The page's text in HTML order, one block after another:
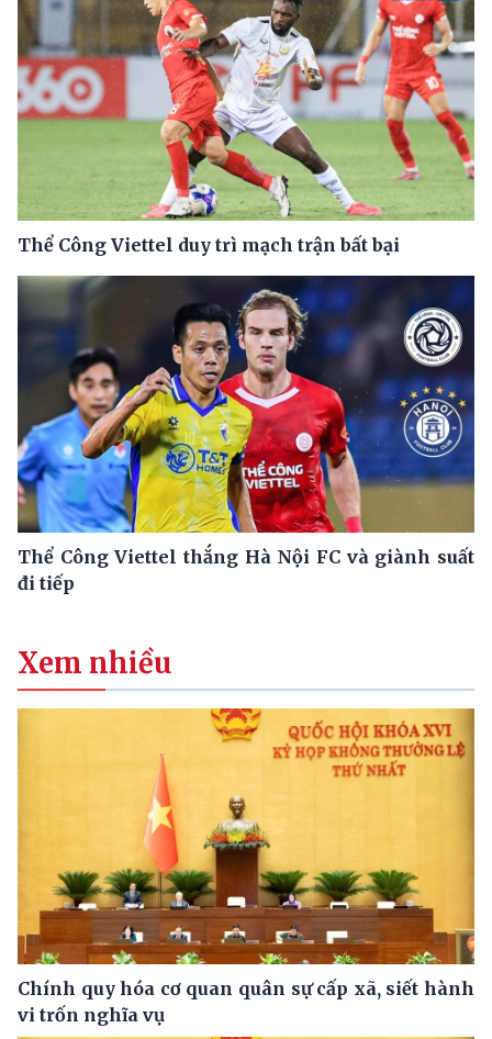
Thể Công Viettel duy trì mạch trận bất bại
Thể Công Viettel thắng Hà Nội FC và giành suất
đi tiếp
Xem nhiều
Chính quy hóa cơ quan quân sự cấp xã, siết hành
vi trốn nghĩa vụ